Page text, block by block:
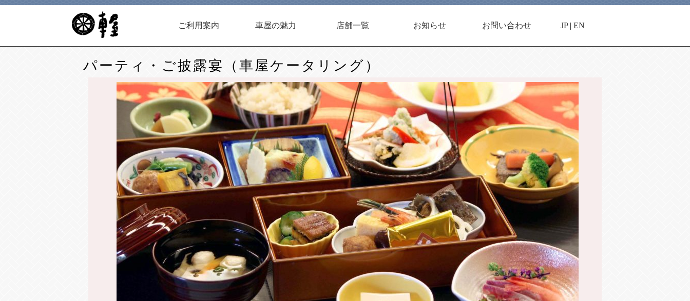
ご利用案内
- ご宴会
- ご接待
- イベント
- ポイントカード
車屋の魅力
- 車屋の歴史
- 旬の食材
店舗一覧
- 藤沢 隠れ里車屋
- 藤沢 禅零 ゼンゼロ(鉄板焼き）
- 新宿 車屋別館
- 新宿 鳥焼処車屋
- 札幌 鳥焼車屋札幌店
- 秋田 秋田車屋
- 横浜 Kurumaya Grill
- 藤沢 車屋ケータリングサービス
お知らせ お問い合わせ JP| EN
パーティ・ご披露宴（車屋ケータリング）